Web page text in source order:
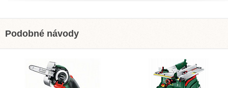
Podobné návody